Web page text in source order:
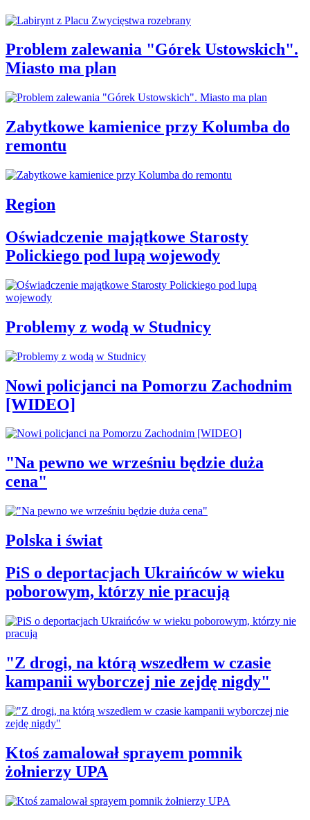
Problem zalewania "Górek Ustowskich".
Miasto ma plan
Zabytkowe kamienice przy Kolumba do
remontu
Region
Oświadczenie majątkowe Starosty
Polickiego pod lupą wojewody
Problemy z wodą w Studnicy
Nowi policjanci na Pomorzu Zachodnim
[WIDEO]
"Na pewno we wrześniu będzie duża
cena"
Polska i świat
PiS o deportacjach Ukraińców w wieku
poborowym, którzy nie pracują
"Z drogi, na którą wszedłem w czasie
kampanii wyborczej nie zejdę nigdy"
Ktoś zamalował sprayem pomnik
żołnierzy UPA